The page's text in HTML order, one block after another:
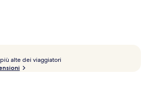
includono 7 ristoranti in loco e 2 bar/lounge
fresca. Gli altri punti di forza di
una discoteca, un bar a bordo piscina e
e notte. Le recensioni dei viaggiatori
e la spiaggia del posto. I mezzi pubblici
di Al Qassar è a 11 min a piedi.
alte dei viaggiatori